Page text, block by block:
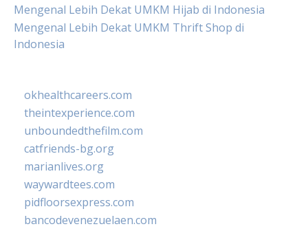
Mengenal Lebih Dekat UMKM Hijab di Indonesia
Mengenal Lebih Dekat UMKM Thrift Shop di
Indonesia
okhealthcareers.com
theintexperience.com
unboundedthefilm.com
catfriends-bg.org
marianlives.org
waywardtees.com
pidfloorsexpress.com
bancodevenezuelaen.com